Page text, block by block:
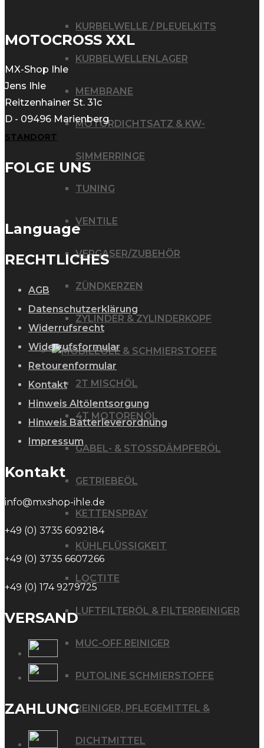
KURBELWELLE / PLEUELKITS
KURBELWELLENLAGER
MEMBRANE
MOTORDICHTSATZ & KW-
SIMMERRINGE
TUNING
VENTILE
VERGASER/ZUBEHÖR
ZÜNDKERZEN
ZYLINDER & ZYLINDERKOPF
ÖLE & SCHMIERSTOFFE
2T MISCHÖL
4T MOTORENÖL
GABEL- & STOSSDÄMPFERÖL
GETRIEBEÖL
KETTENSPRAY
KÜHLFLÜSSIGKEIT
LOCTITE
LUFTFILTERÖL & FILTERREINIGER
MUC-OFF REINIGER
PUTOLINE SCHMIERSTOFFE
REINIGER, PFLEGEMITTEL &
DICHTMITTEL
MOTOCROSS XXL
MX-Shop Ihle
Jens Ihle
Reitzenhainer St. 31c
D - 09496 Marienberg
STANDORT
FOLGE UNS
Language
RECHTLICHES
AGB
Datenschutzerklärung
Widerrufsrecht
Widerrufsformular
Retourenformular
Kontakt
Hinweis Altölentsorgung
Hinweis Batterieverordnung
Impressum
Kontakt
info@mxshop-ihle.de
+49 (0) 3735 6092184
+49 (0) 3735 6607266
+49 (0) 174 9279725
VERSAND
ZAHLUNG